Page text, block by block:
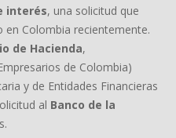
interés, una solicitud que
Colombia recientemente.
de Hacienda,
de Colombia)
y de Entidades Financieras
al Banco de la